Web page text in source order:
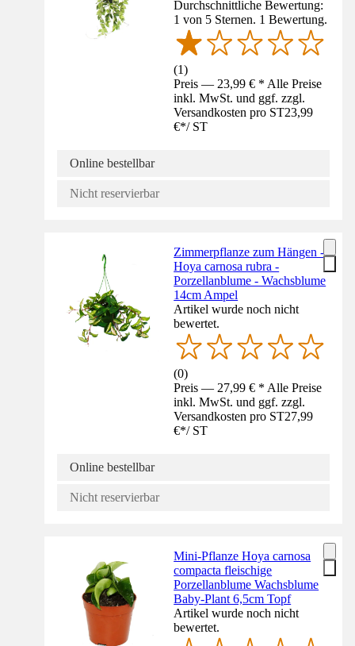
Durchschnittliche Bewertung:
1 von 5 Sternen. 1 Bewertung.
(1)
Preis — 23,99 € * Alle Preise
inkl. MwSt. und ggf. zzgl.
Versandkosten pro ST23,99
€*/ ST
Online bestellbar
Nicht reservierbar
Zimmerpflanze zum Hängen -
Hoya carnosa rubra -
Porzellanblume - Wachsblume
14cm Ampel
Artikel wurde noch nicht
bewertet.
(0)
Preis — 27,99 € * Alle Preise
inkl. MwSt. und ggf. zzgl.
Versandkosten pro ST27,99
€*/ ST
Online bestellbar
Nicht reservierbar
Mini-Pflanze Hoya carnosa
compacta fleischige
Porzellanblume Wachsblume
Baby-Plant 6,5cm Topf
Artikel wurde noch nicht
bewertet.